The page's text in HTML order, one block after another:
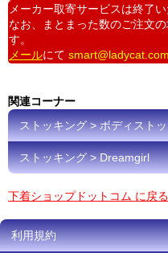
メーカー取寄サービスは終了
なお、まとまった数のご注文
す。
メールにて smart@ladycat.com
関連コーナー
ストッキング > ボディスト
ストッキング > Dreamgirl
下着ショップドットコム に戻る
利用規約